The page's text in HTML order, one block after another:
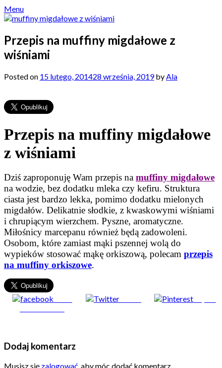
Menu
Przepis na muffiny migdałowe z
wiśniami
Posted on 15 lutego, 201428 września, 2019byAla
Przepis na muffiny migdałowe
z wiśniami
Dziś zaproponuję Wam przepis na muffiny migdałowe
na wodzie, bez dodatku mleka czy kefiru. Struktura
ciasta jest bardzo lekka, pomimo dodatku mielonych
migdałów. Delikatnie słodkie, z kwaskowymi wiśniami
i chrupiącym wierzchem. Pyszne, aromatyczne.
Miłośnicy marcepanu również będą zadowoleni.
Osobom, które zamiast mąki pszennej wolą do
wypieków stosować mąkę orkiszową, polecam przepis
na muffiny orkiszowe.
Zapisz
Dodaj komentarz
Musisz się zalogować, aby móc dodać komentarz.